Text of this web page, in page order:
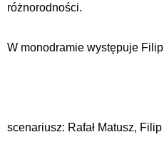
różnorodności.
W monodramie występuje
scenariusz: Rafał Matusz,